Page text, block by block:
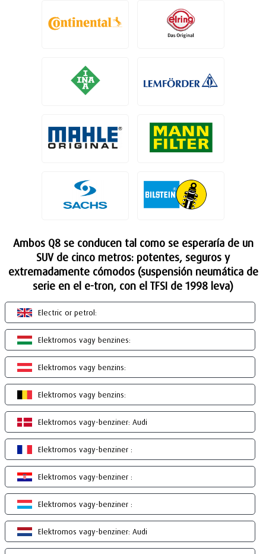
Ambos Q8 se conducen tal como se esperaría de un
SUV de cinco metros: potentes, seguros y
extremadamente cómodos (suspensión neumática de
serie en el e-tron, con el TFSI de 1998 leva)
Electric or petrol:
Elektromos vagy benzines:
Elektromos vagy benzins:
Elektromos vagy benzins:
Elektromos vagy-benziner: Audi
Elektromos vagy-benziner :
Elektromos vagy-benziner :
Elektromos vagy-benziner :
Elektromos vagy-benziner: Audi